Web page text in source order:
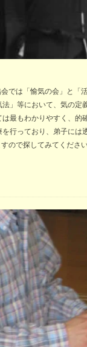
では「愉気の会」と「
」等において、気の定
最もわかりやすく、的
行っており、弟子には
ので探してみてください